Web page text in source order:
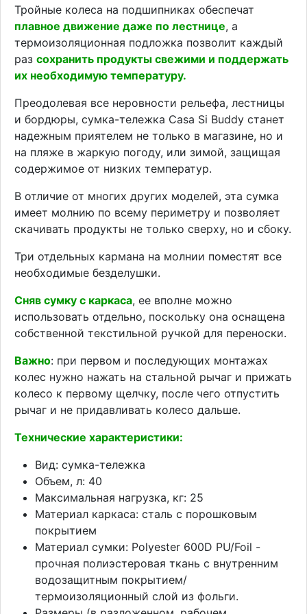
Тройные колеса на подшипниках обеспечат
плавное движение даже по лестнице, а
термоизоляционная подложка позволит каждый
раз сохранить продукты свежими и поддержать
их необходимую температуру.
Преодолевая все неровности рельефа, лестницы
и бордюры, сумка-тележка Casa Si Buddy станет
надежным приятелем не только в магазине, но и
на пляже в жаркую погоду, или зимой, защищая
содержимое от низких температур.
В отличие от многих других моделей, эта сумка
имеет молнию по всему периметру и позволяет
скачивать продукты не только сверху, но и сбоку.
Три отдельных кармана на молнии поместят все
необходимые безделушки.
Сняв сумку с каркаса, ее вполне можно
использовать отдельно, поскольку она оснащена
собственной текстильной ручкой для переноски.
Важно: при первом и последующих монтажах
колес нужно нажать на стальной рычаг и прижать
колесо к первому щелчку, после чего отпустить
рычаг и не придавливать колесо дальше.
Технические характеристики:
Вид: сумка-тележка
Объем, л: 40
Максимальная нагрузка, кг: 25
Материал каркаса: сталь с порошковым
покрытием
Материал сумки: Polyester 600D PU/Foil -
прочная полиэстеровая ткань с внутренним
водозащитным покрытием/
термоизоляционный слой из фольги.